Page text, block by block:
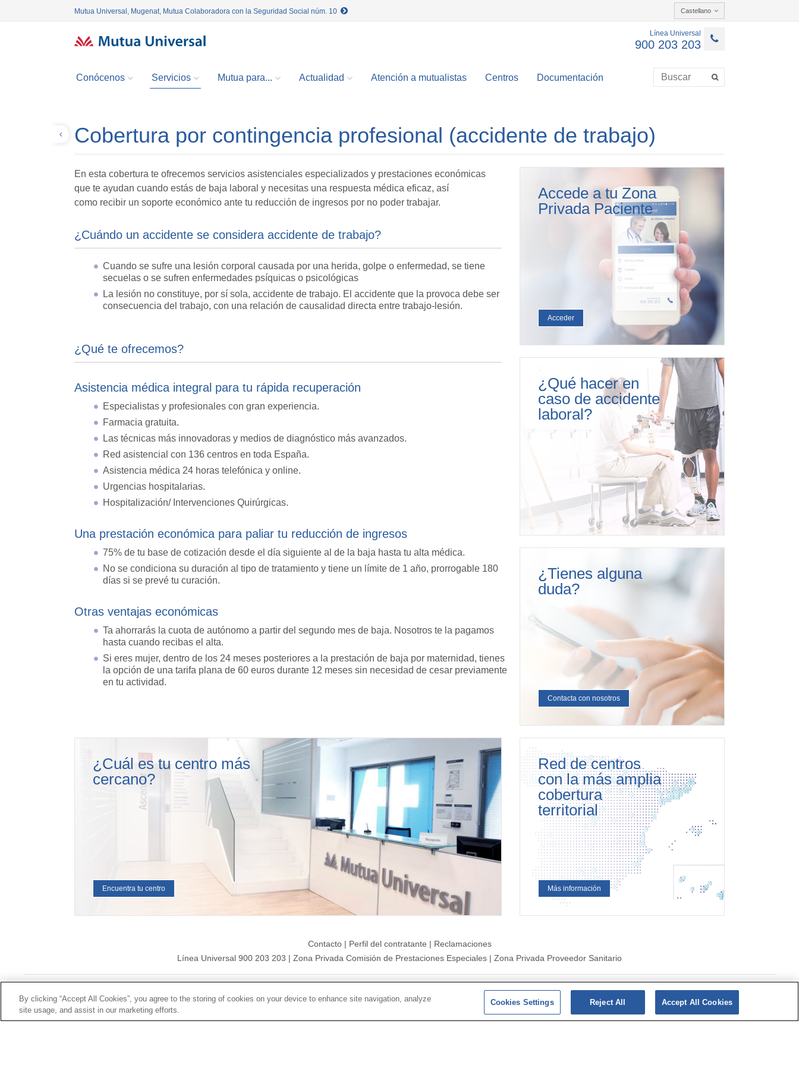
Mutua Universal, Mugenat, Mutua Colaboradora con la Seguridad Social núm. 10 Castellano
Línea Universal
900 203 203
Conócenos Servicios Mutua para... Actualidad Atención a mutualistas Centros Documentación
Cobertura por contingencia profesional (accidente de trabajo)
En esta cobertura te ofrecemos servicios asistenciales especializados y prestaciones económicas
que te ayudan cuando estás de baja laboral y necesitas una respuesta médica eficaz, así
como recibir un soporte económico ante tu reducción de ingresos por no poder trabajar.
¿Cuándo un accidente se considera accidente de trabajo?
Cuando se sufre una lesión corporal causada por una herida, golpe o enfermedad, se tiene
secuelas o se sufren enfermedades psíquicas o psicológicas
La lesión no constituye, por sí sola, accidente de trabajo. El accidente que la provoca debe ser
consecuencia del trabajo, con una relación de causalidad directa entre trabajo-lesión.
¿Qué te ofrecemos?
Asistencia médica integral para tu rápida recuperación
Especialistas y profesionales con gran experiencia.
Farmacia gratuita.
Las técnicas más innovadoras y medios de diagnóstico más avanzados.
Red asistencial con 136 centros en toda España.
Asistencia médica 24 horas telefónica y online.
Urgencias hospitalarias.
Hospitalización/ Intervenciones Quirúrgicas.
Una prestación económica para paliar tu reducción de ingresos
75% de tu base de cotización desde el día siguiente al de la baja hasta tu alta médica.
No se condiciona su duración al tipo de tratamiento y tiene un límite de 1 año, prorrogable 180
días si se prevé tu curación.
Otras ventajas económicas
Ta ahorrarás la cuota de autónomo a partir del segundo mes de baja. Nosotros te la pagamos
hasta cuando recibas el alta.
Si eres mujer, dentro de los 24 meses posteriores a la prestación de baja por maternidad, tienes
la opción de una tarifa plana de 60 euros durante 12 meses sin necesidad de cesar previamente
en tu actividad.
Accede a tu Zona
Privada Paciente
Acceder
¿Qué hacer en
caso de accidente
laboral?
¿Tienes alguna
duda?
Contacta con nosotros
¿Cuál es tu centro más
cercano?
Encuentra tu centro
Red de centros
con la más amplia
cobertura
territorial
Más información
Contacto| Perfil del contratante | Reclamaciones
Línea Universal 900 203 203 | Zona Privada Comisión de Prestaciones Especiales | Zona Privada Proveedor Sanitario
Política de Protección de Datos | Politica de cookies
By clicking “Accept All Cookies”, you agree to the storing of cookies on your device to enhance site navigation, analyze
site usage, and assist in our marketing efforts.
Cookies Settings Reject All Accept All Cookies